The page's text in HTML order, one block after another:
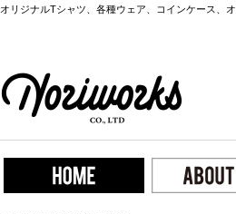
オリジナルTシャツ、各種ウェア、コインケース、